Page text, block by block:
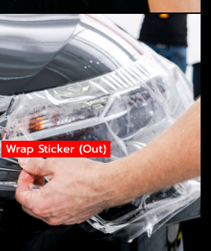
Wrap Sticker (Out)